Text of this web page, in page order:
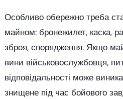
Особливо обережно треба
майном: бронежилет, каска,
зброя, спорядження. Якщо
вини військовослужбовця,
відповідальності може
знищене під час бойового